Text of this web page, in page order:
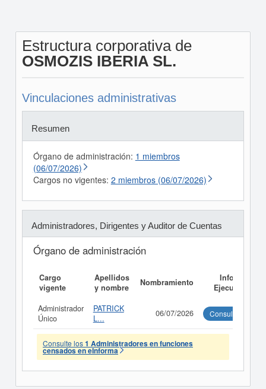
Estructura corporativa de
OSMOZIS IBERIA SL.
Vinculaciones administrativas
Resumen
Órgano de administración: 1 miembros
(06/07/2026)
Cargos no vigentes: 2 miembros (06/07/2026)
Administradores, Dirigentes y Auditor de Cuentas
Órgano de administración
Cargo
vigente
Apellidos
y nombre
Nombramiento
Informe
Ejecutivo
Administrador
Único
PATRICK
L...
06/07/2026 Consultar
Consulte los1 Administradores en funciones
censados en eInforma